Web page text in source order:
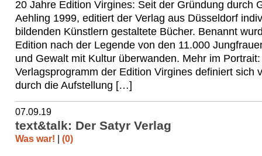
20 Jahre Edition Virgines: Seit der Gründung durch
Aehling 1999, editiert der Verlag aus Düsseldorf
bildenden Künstlern gestaltete Bücher. Benannt
Edition nach der Legende von den 11.000
und Gewalt mit Kultur überwanden. Mehr im
Verlagsprogramm der Edition Virgines definiert sich
durch die Aufstellung […]
07.09.19
text&talk: Der Satyr Verlag
Was war! | (0)